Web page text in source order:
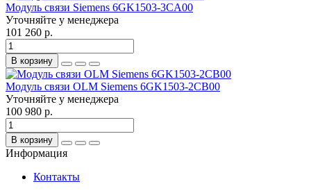
Модуль связи Siemens 6GK1503-3CA00
Уточняйте у менеджера
101 260 р.
В корзину
Модуль связи OLM Siemens 6GK1503-2CB00
Уточняйте у менеджера
100 980 р.
В корзину
Информация
Контакты